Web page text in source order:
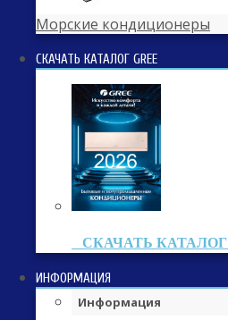
Морские кондиционеры
СКАЧАТЬ КАТАЛОГ GREE
СКАЧАТЬ КАТАЛОГ
ИНФОРМАЦИЯ
Информация